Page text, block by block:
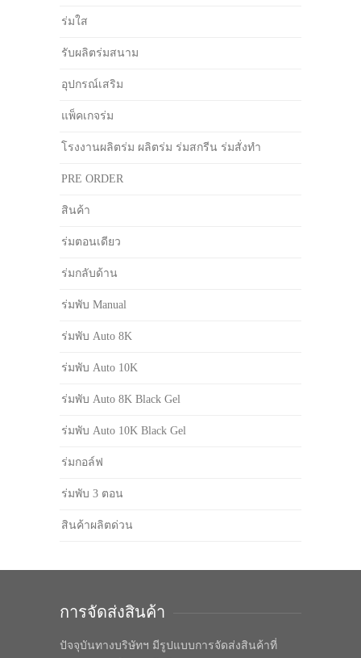
ร่มใส
รับผลิตร่มสนาม
อุปกรณ์เสริม
แพ็คเกจร่ม
โรงงานผลิตร่ม ผลิตร่ม ร่มสกรีน ร่มสั่งทำ
PRE ORDER
สินค้า
ร่มตอนเดียว
ร่มกลับด้าน
ร่มพับ Manual
ร่มพับ Auto 8K
ร่มพับ Auto 10K
ร่มพับ Auto 8K Black Gel
ร่มพับ Auto 10K Black Gel
ร่มกอล์ฟ
ร่มพับ 3 ตอน
สินค้าผลิตด่วน
การจัดส่งสินค้า
ปัจจุบันทางบริษัทฯ มีรูปแบบการจัดส่งสินค้าที่